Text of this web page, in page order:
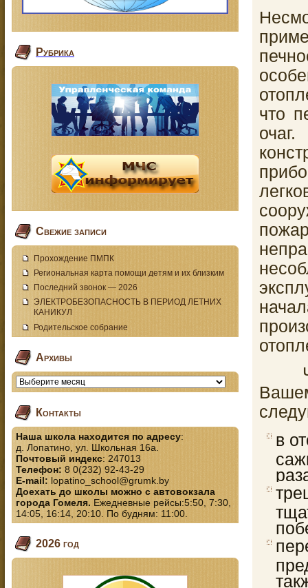
Рубрика
Свежие записи
Прохождение ПМПК
Региональная карта помощи детям и их близким
Последний звонок — 2026
ЭЛЕКТРОБЕЗОПАСНОСТЬ В ПЕРИОД ЛЕТНИХ
КАНИКУЛ
Родительское собрание
Архивы
Контакты
Наша школа находится по адресу:
д. Лопатино, ул. Школьная 16а.
Почтовый индекс: 247013
Телефон:8 0(232) 92-43-29
E-mail:lopatino_school@grumk.by
Доехать до школы можно с автовокзала
города Гомеля. Ежедневные рейсы:5:50, 7:30,
14:05, 16:14, 20:10. По будням: 11:00.
2026 год
что
Что
в